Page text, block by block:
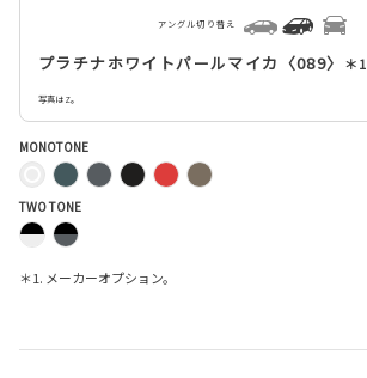
プラチナホワイトパールマイカ〈089〉 ＊1
写真はZ。
アングル切り替え
MONOTONE
TWO TONE
＊1. メーカーオプション。